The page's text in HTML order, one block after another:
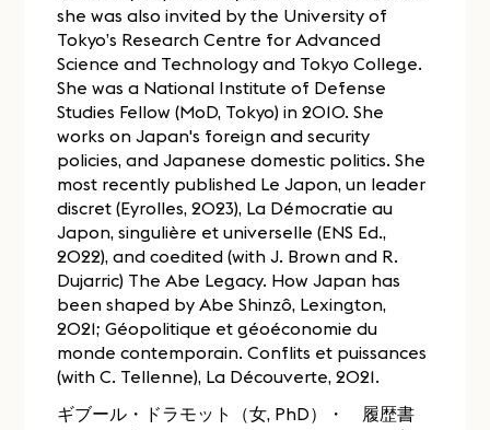
she was also invited by the University of
Tokyo’s Research Centre for Advanced
Science and Technology and Tokyo College.
She was a National Institute of Defense
Studies Fellow (MoD, Tokyo) in 2010. She
works on Japan's foreign and security
policies, and Japanese domestic politics. She
most recently published Le Japon, un leader
discret (Eyrolles, 2023), La Démocratie au
Japon, singulière et universelle (ENS Ed.,
2022), and coedited (with J. Brown and R.
Dujarric) The Abe Legacy. How Japan has
been shaped by Abe Shinzô, Lexington,
2021; Géopolitique et géoéconomie du
monde contemporain. Conflits et puissances
(with C. Tellenne), La Découverte, 2021.
ギブール・ドラモット（女, PhD）・ 履歴書